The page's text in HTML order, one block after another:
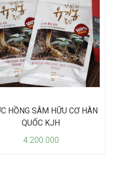
HỒNG SÂM HỮU CƠ HÀN
QUỐC KJH
4.200.000